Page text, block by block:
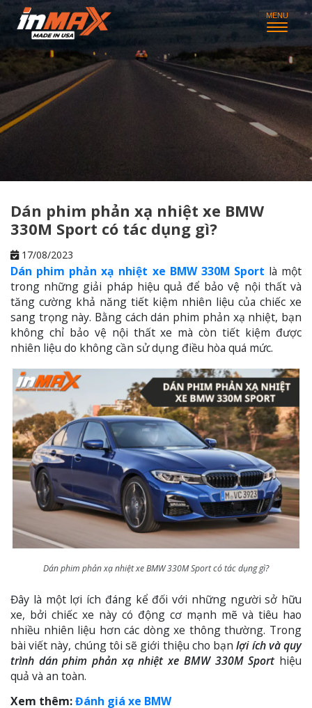
Dán phim phản xạ nhiệt xe BMW
330M Sport có tác dụng gì?
17/08/2023
Dán phim phản xạ nhiệt xe BMW 330M Sport là một
trong những giải pháp hiệu quả để bảo vệ nội thất và
tăng cường khả năng tiết kiệm nhiên liệu của chiếc xe
sang trọng này. Bằng cách dán phim phản xạ nhiệt, bạn
không chỉ bảo vệ nội thất xe mà còn tiết kiệm được
nhiên liệu do không cần sử dụng điều hòa quá mức.
Dán phim phản xạ nhiệt xe BMW 330M Sport có tác dụng gì?
Đây là một lợi ích đáng kể đối với những người sở hữu
xe, bởi chiếc xe này có động cơ mạnh mẽ và tiêu hao
nhiều nhiên liệu hơn các dòng xe thông thường. Trong
bài viết này, chúng tôi sẽ giới thiệu cho bạnlợi ích và quy
trình dán phim phản xạ nhiệt xe BMW 330M Sporthiệu
quả và an toàn.
Xem thêm:Đánh giá xe BMW